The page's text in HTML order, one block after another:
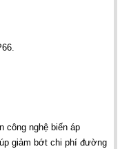
công nghệ biến áp
giảm bớt chi phí đường